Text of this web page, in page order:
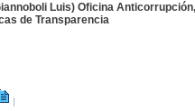
Luis) Oficina
de Transparencia
|